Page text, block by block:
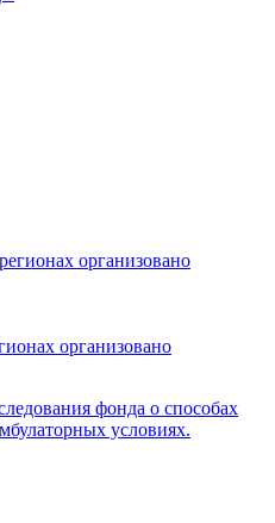
организовано
фонда о способах
условиях.